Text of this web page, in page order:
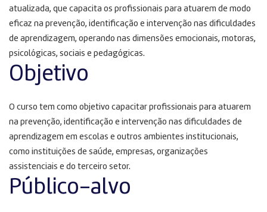
atualizada, que capacita os profissionais para atuarem de modo
eficaz na prevenção, identificação e intervenção nas dificuldades
de aprendizagem, operando nas dimensões emocionais, motoras,
psicológicas, sociais e pedagógicas.
Objetivo
O curso tem como objetivo capacitar profissionais para atuarem
na prevenção, identificação e intervenção nas dificuldades de
aprendizagem em escolas e outros ambientes institucionais,
como instituições de saúde, empresas, organizações
assistenciais e do terceiro setor.
Público-alvo